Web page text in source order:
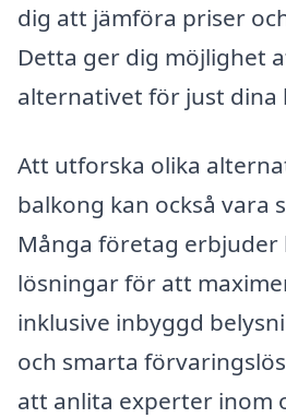
dig att jämföra priser
Detta ger dig möjlighet
alternativet för just dina
Att utforska olika
balkong kan också vara
Många företag erbjuder
lösningar för att
inklusive inbyggd
och smarta
att anlita experter inom